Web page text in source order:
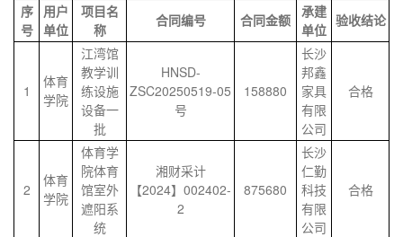
序
号
用户
单位
项目名
称
合同编号 合同金额
承建
单位
验收结论
1
体育
学院
江湾馆
教学训
练设施
设备一
批
HNSD-
ZSC20250519-05
号
158880
长沙
邦鑫
家具
有限
公司
合格
2
体育
学院
体育学
院体育
馆室外
遮阳系
统
湘财采计
【2024】002402-
2
875680
长沙
仁勤
科技
有限
公司
合格